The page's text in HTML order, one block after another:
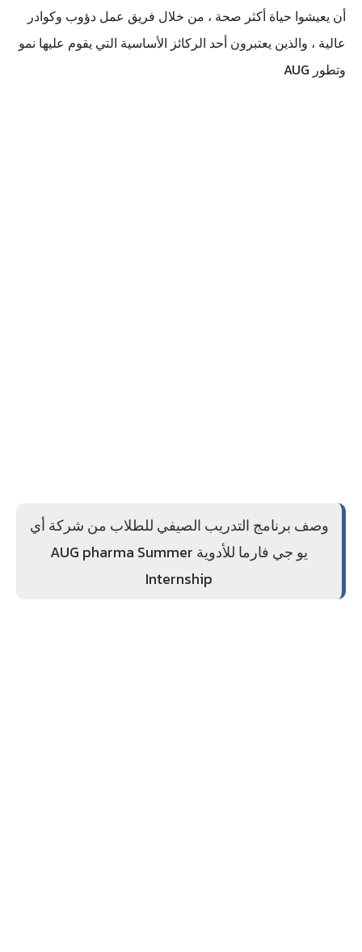
أن يعيشوا حياة أكثر صحة ، من خلال فريق عمل دؤوب وكوادر
عالية ، والذين يعتبرون أحد الركائز الأساسية التي يقوم عليها نمو
وتطور AUG
وصف برنامج التدريب الصيفي للطلاب من شركة أي
يو جي فارما للأدوية AUG pharma Summer
Internship